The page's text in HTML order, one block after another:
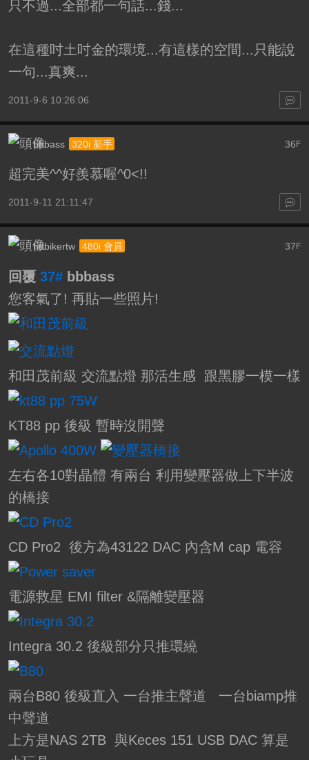
只不過...全部都一句話...錢...
在這種吋土吋金的環境...有這樣的空間...只能說
一句...真爽...
2011-9-6 10:26:06
36F
bbbass 320i 新手
超完美^^好羨慕喔^0<!!
2011-9-11 21:11:47
37F
hdbikertw 480i 會員
回覆 37# bbbass
您客氣了! 再貼一些照片!
和田茂前級 交流點燈 那活生感 跟黑膠一模一樣
KT88 pp 後級 暫時沒開聲
左右各10對晶體 有兩台 利用變壓器做上下半波
的橋接
CD Pro2 後方為43122 DAC 內含M cap 電容
電源救星 EMI filter &隔離變壓器
Integra 30.2 後級部分只推環繞
兩台B80 後級直入 一台推主聲道 一台biamp推
中聲道
上方是NAS 2TB 與Keces 151 USB DAC 算是